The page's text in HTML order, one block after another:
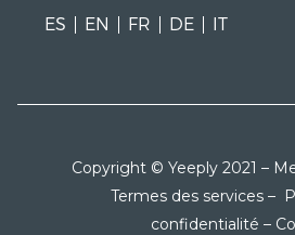
ES
EN FR DE IT
Copyright © Yeeply 2021 –
Termes des services –
confidentialité –